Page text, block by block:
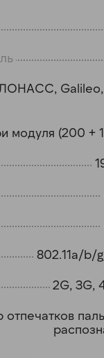
Galileo,
модуля (200 +
802.11a/
2G, 3G,
отпечатков